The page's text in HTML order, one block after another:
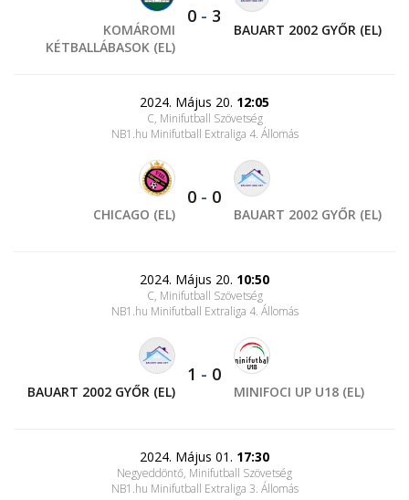
KOMÁROMI
KÉTBALLÁBASOK (EL)
0 - 3
BAUART 2002 GYŐR (EL)
2024. Május 20. 12:05
C, Minifutball Szövetség
NB1.hu Minifutball Extraliga 4. Állomás
CHICAGO (EL)
0 - 0
BAUART 2002 GYŐR (EL)
2024. Május 20. 10:50
C, Minifutball Szövetség
NB1.hu Minifutball Extraliga 4. Állomás
BAUART 2002 GYŐR (EL)
1 - 0
MINIFOCI UP U18 (EL)
2024. Május 01. 17:30
Negyeddöntő, Minifutball Szövetség
NB1.hu Minifutball Extraliga 3. Állomás